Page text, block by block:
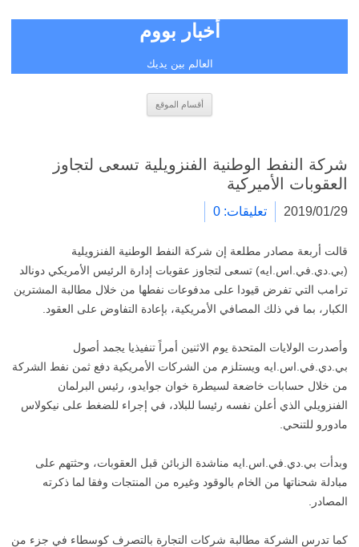
أخبار بووم
العالم بين يديك
أقسام الموقع
شركة النفط الوطنية الفنزويلية تسعى لتجاوز
العقوبات الأميركية
2019/01/29 تعليقات: 0
قالت أربعة مصادر مطلعة إن شركة النفط الوطنية الفنزويلية
(بي.دي.في.اس.ايه) تسعى لتجاوز عقوبات إدارة الرئيس الأمريكي دونالد
ترامب التي تفرض قيودا على مدفوعات نفطها من خلال مطالبة المشترين
الكبار، بما في ذلك المصافي الأمريكية، بإعادة التفاوض على العقود.
وأصدرت الولايات المتحدة يوم الاثنين أمراً تنفيذيا يجمد أصول
بي.دي.في.اس.ايه ويستلزم من الشركات الأمريكية دفع ثمن نفط الشركة
من خلال حسابات خاضعة لسيطرة خوان جوايدو، رئيس البرلمان
الفنزويلي الذي أعلن نفسه رئيسا للبلاد، في إجراء للضغط على نيكولاس
مادورو للتنحي.
وبدأت بي.دي.في.اس.ايه مناشدة الزبائن قبل العقوبات، وحثتهم على
مبادلة شحناتها من الخام بالوقود وغيره من المنتجات وفقا لما ذكرته
المصادر.
كما تدرس الشركة مطالبة شركات التجارة بالتصرف كوسطاء في جزء من